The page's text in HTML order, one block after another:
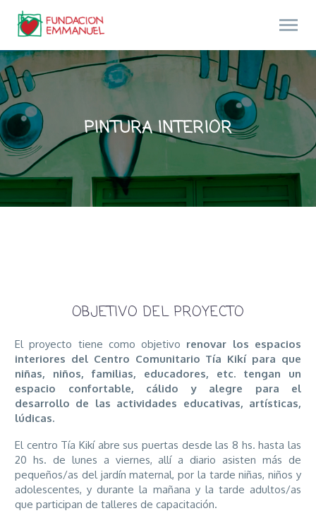
PINTURA INTERIOR
OBJETIVO DEL PROYECTO
El proyecto tiene como objetivo renovar los espacios
interiores del Centro Comunitario Tía Kikí para que
niñas, niños, familias, educadores, etc. tengan un
espacio confortable, cálido y alegre para el
desarrollo de las actividades educativas, artísticas,
lúdicas.
El centro Tía Kikí abre sus puertas desde las 8 hs. hasta las
20 hs. de lunes a viernes, allí a diario asisten más de
pequeños/as del jardín maternal, por la tarde niñas, niños y
adolescentes, y durante la mañana y la tarde adultos/as
que participan de talleres de capacitación.